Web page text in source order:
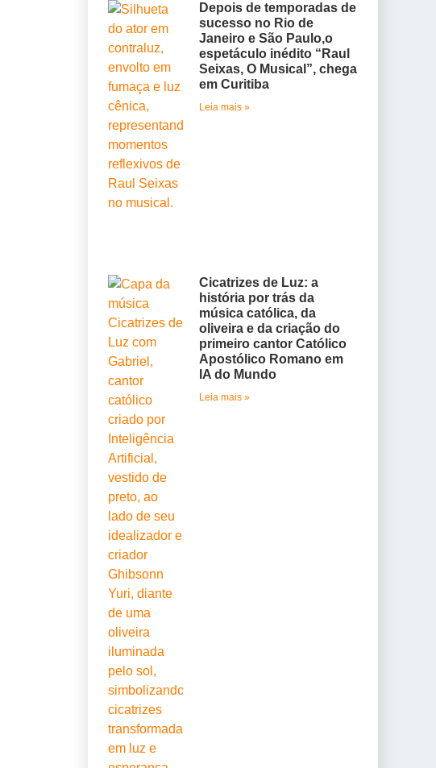
Depois de temporadas de
sucesso no Rio de
Janeiro e São Paulo,o
espetáculo inédito “Raul
Seixas, O Musical”, chega
em Curitiba
Leia mais »
Cicatrizes de Luz: a
história por trás da
música católica, da
oliveira e da criação do
primeiro cantor Católico
Apostólico Romano em
IA do Mundo
Leia mais »